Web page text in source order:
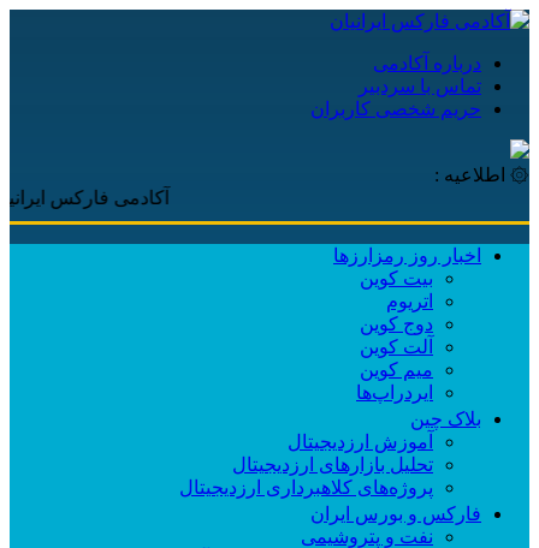
درباره آکادمی
تماس با سردبیر
حریم شخصی کاربران
۞ اطلاعیه :
آکادمی فارکس ایرانیان،
اخبار روز رمزارزها
بیت کوین
اتریوم
دوج کوین
آلت کوین
میم کوین‌
ایردراپ‌ها
بلاک چین
آموزش ارزدیجیتال
تحلیل بازارهای ارزدیجیتال
پروژه‌های کلاهبرداری ارزدیجیتال
فارکس و بورس ایران
نفت و پتروشیمی